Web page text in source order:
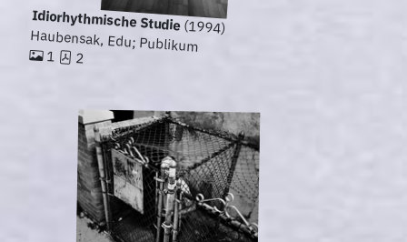
Idiorhythmische Studie(1994)
Haubensak, Edu; Publikum
1 2